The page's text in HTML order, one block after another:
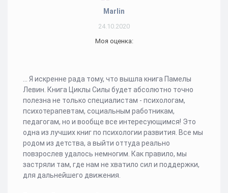
Marlin
24.10.2020
Моя оценка:
... Я искренне рада тому, что вышла книга Памелы
Левин. Книга Циклы Силы будет абсолютно точно
полезна не только специалистам - психологам,
психотерапевтам, социальным работникам,
педагогам, но и вообще все интересующимся! Это
одна из лучших книг по психологии развития. Все мы
родом из детства, а выйти оттуда реально
повзрослев удалось немногим. Как правило, мы
застряли там, где нам не хватило сил и поддержки,
для дальнейшего движения.